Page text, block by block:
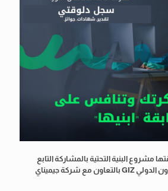
مشروع البنية التحتية بالمشاركة التابع
للوكالة الألمانية للتعاون الدولي GIZ بالتعاون مع شركة جيميناي